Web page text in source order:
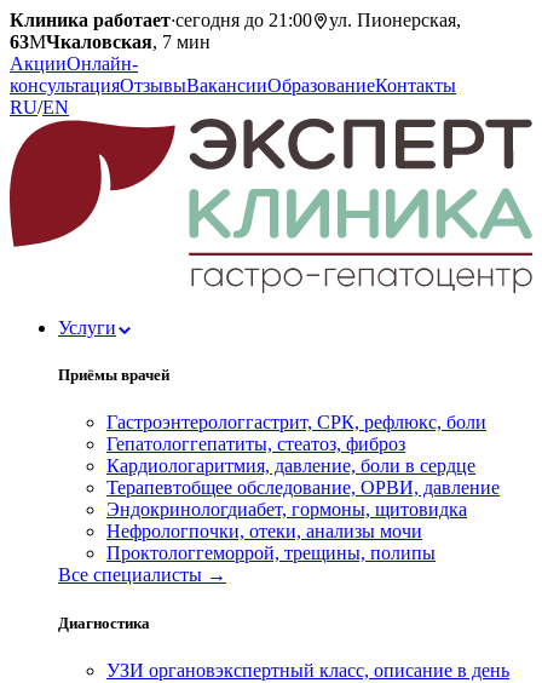
Клиника работает·сегодня до 21:00
ул. Пионерская,
63МЧкаловская, 7 мин
АкцииОнлайн-
консультацияОтзывыВакансииОбразованиеКонтакты
RU/EN
Услуги
Приёмы врачей
Гастроэнтерологгастрит, СРК, рефлюкс, боли
Гепатологгепатиты, стеатоз, фиброз
Кардиологаритмия, давление, боли в сердце
Терапевтобщее обследование, ОРВИ, давление
Эндокринологдиабет, гормоны, щитовидка
Нефрологпочки, отеки, анализы мочи
Проктологгеморрой, трещины, полипы
Все специалисты →
Диагностика
УЗИ органовэкспертный класс, описание в день